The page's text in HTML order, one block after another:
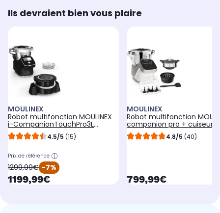
Ils devraient bien vous plaire
MOULINEX
Robot multifonction MOULINEX
i-CompanionTouchPro3L
airfryer HF93L8F0
4.5/5 (15)
Prix de référence
oldPrice
1299,99€ -7%
currentPrice
1199,99€
MOULINEX
Robot multifonction
companion pro + cuiseur
vapeur YY5286FG
4.8/5 (40)
currentPrice
799,99€